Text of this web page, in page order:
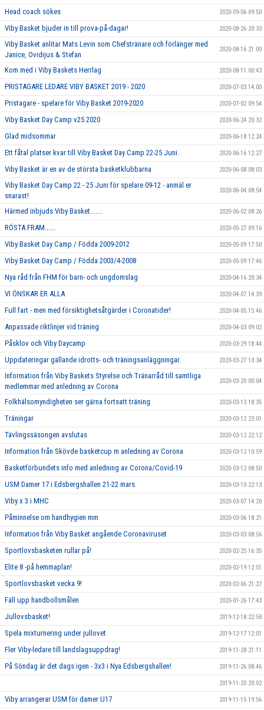
Head coach sökes 2020-09-06 09:50
Viby Basket bjuder in till prova-på-dagar! 2020-08-26 20:33
Viby Basket anlitar Mats Levin som Chefstränare och förlänger med
Janice, Ovidijus & Stefan
2020-08-16 21:00
Kom med i Viby Baskets Herrlag 2020-08-11 00:43
PRISTAGARE LEDARE VIBY BASKET 2019 - 2020 2020-07-03 14:00
Pristagare - spelare för Viby Basket 2019-2020 2020-07-02 09:54
Viby Basket Day Camp v25 2020 2020-06-24 20:32
Glad midsommar 2020-06-18 12:24
Ett fåtal platser kvar till Viby Basket Day Camp 22-25 Juni. 2020-06-16 12:27
Viby Basket är en av de största basketklubbarna 2020-06-08 08:03
Viby Basket Day Camp 22 - 25 Juni för spelare 09-12 - anmäl er
snarast!
2020-06-04 08:54
Härmed inbjuds Viby Basket....... 2020-06-02 08:26
RÖSTA FRAM...... 2020-05-27 09:16
Viby Basket Day Camp / Födda 2009-2012 2020-05-09 17:50
Viby Basket Day Camp / Födda 2003/4-2008 2020-05-09 17:46
Nya råd från FHM för barn- och ungdomslag 2020-04-16 20:34
VI ÖNSKAR ER ALLA 2020-04-07 14:39
Full fart - men med försiktighetsåtgärder i Coronatider! 2020-04-05 15:46
Anpassade riktlinjer vid träning 2020-04-03 09:02
Påsklov och Viby Daycamp 2020-03-29 18:44
Uppdateringar gällande idrotts- och träningsanläggningar. 2020-03-27 10:34
Information från Viby Baskets Styrelse och Tränarråd till samtliga
medlemmar med anledning av Corona
2020-03-20 00:04
Folkhälsomyndigheten ser gärna fortsatt träning 2020-03-13 18:35
Träningar 2020-03-12 23:01
Tävlingssäsongen avslutas 2020-03-12 22:12
Information från Skövde basketcup m anledning av Corona 2020-03-12 10:59
Basketförbundets info med anledning av Corona/Covid-19 2020-03-12 08:50
USM Damer 17 i Edsbergshallen 21-22 mars 2020-03-10 22:13
Viby x 3 i MHC 2020-03-07 14:20
Påminnelse om handhygien mm 2020-03-06 18:21
Information från Viby Basket angående Coronaviruset 2020-03-03 08:56
Sportlovsbasketen rullar på! 2020-02-25 16:35
Elite 8 -på hemmaplan! 2020-02-19 12:51
Sportlovsbasket vecka 9! 2020-02-06 21:27
Fäll upp handbollsmålen 2020-01-26 17:43
Jullovsbasket! 2019-12-18 22:58
Spela mixturnering under jullovet 2019-12-17 12:01
Fler Viby-ledare till landslagsuppdrag! 2019-11-28 21:11
På Söndag är det dags igen - 3x3 i Nya Edsbergshallen! 2019-11-26 08:46
2019-11-20 20:02
Viby arrangerar USM för damer U17 2019-11-15 19:56